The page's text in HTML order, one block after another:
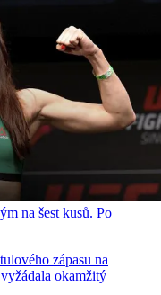
na šest kusů. Po
zápasu na
okamžitý